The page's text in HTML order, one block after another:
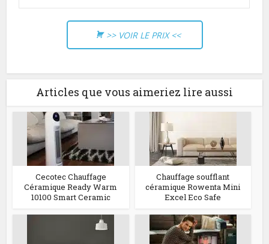
>> VOIR LE PRIX <<
Articles que vous aimeriez lire aussi
Cecotec Chauffage
Céramique Ready Warm
10100 Smart Ceramic
Chauffage soufflant
céramique Rowenta Mini
Excel Eco Safe